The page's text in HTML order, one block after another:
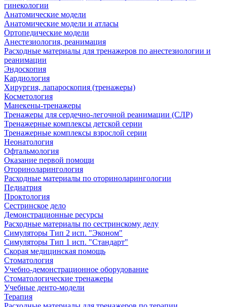
гинекологии
Анатомические модели
Анатомические модели и атласы
Ортопедические модели
Анестезиология, реанимация
Расходные материалы для тренажеров по анестезиологии и
реанимации
Эндоскопия
Кардиология
Хирургия, лапароскопия (тренажеры)
Косметология
Манекены-тренажеры
Тренажеры для сердечно-легочной реанимации (СЛР)
Тренажерные комплексы детской серии
Тренажерные комплексы взрослой серии
Неонатология
Офтальмология
Оказание первой помощи
Оториноларингология
Расходные материалы по оториноларингологии
Педиатрия
Проктология
Сестринское дело
Демонстрационные ресурсы
Расходные материалы по сестринскому делу
Симуляторы Тип 2 исп. "Эконом"
Симуляторы Тип 1 исп. "Стандарт"
Скорая медицинская помощь
Стоматология
Учебно-демонстрационное оборудование
Стоматологические тренажеры
Учебные денто-модели
Терапия